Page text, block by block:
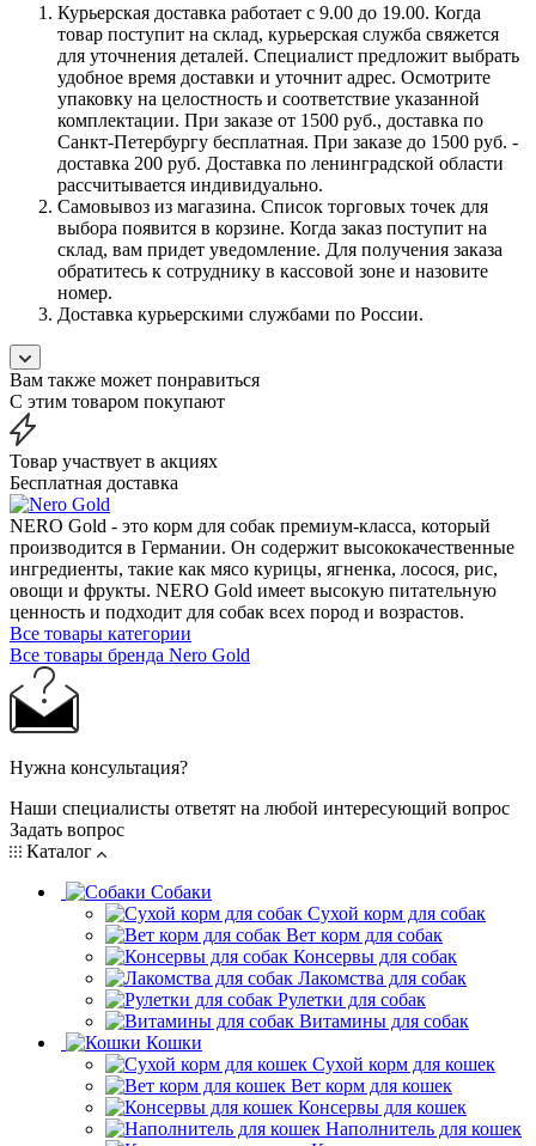
Курьерская доставка работает с 9.00 до 19.00. Когда
товар поступит на склад, курьерская служба свяжется
для уточнения деталей. Специалист предложит выбрать
удобное время доставки и уточнит адрес. Осмотрите
упаковку на целостность и соответствие указанной
комплектации. При заказе от 1500 руб., доставка по
Санкт-Петербургу бесплатная. При заказе до 1500 руб. -
доставка 200 руб. Доставка по ленинградской области
рассчитывается индивидуально.
Самовывоз из магазина. Список торговых точек для
выбора появится в корзине. Когда заказ поступит на
склад, вам придет уведомление. Для получения заказа
обратитесь к сотруднику в кассовой зоне и назовите
номер.
Доставка курьерскими службами по России.
Вам также может понравиться
С этим товаром покупают
Товар участвует в акциях
Бесплатная доставка
NERO Gold - это корм для собак премиум-класса, который
производится в Германии. Он содержит высококачественные
ингредиенты, такие как мясо курицы, ягненка, лосося, рис,
овощи и фрукты. NERO Gold имеет высокую питательную
ценность и подходит для собак всех пород и возрастов.
Все товары категории
Все товары бренда Nero Gold
Нужна консультация?
Наши специалисты ответят на любой интересующий вопрос
Задать вопрос
Каталог
Собаки
Сухой корм для собак
Вет корм для собак
Консервы для собак
Лакомства для собак
Рулетки для собак
Витамины для собак
Кошки
Сухой корм для кошек
Вет корм для кошек
Консервы для кошек
Наполнитель для кошек